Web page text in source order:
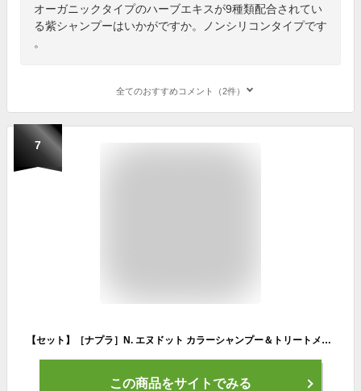
オーガニックタイプのハーブエキスが9種類配合されてい
る紫シャンプーはいかがですか。ノンシリコンタイプです
。
全てのおすすめコメント（2件）
7
【セット】［ナプラ］N. エヌドット カラーシャンプー＆トリートメント セット パープル ムラサキ 320ml＆300g シャン＆トリセット パープル カラシャン napla 紫 シャンプー Pu
この商品をサイトでみる